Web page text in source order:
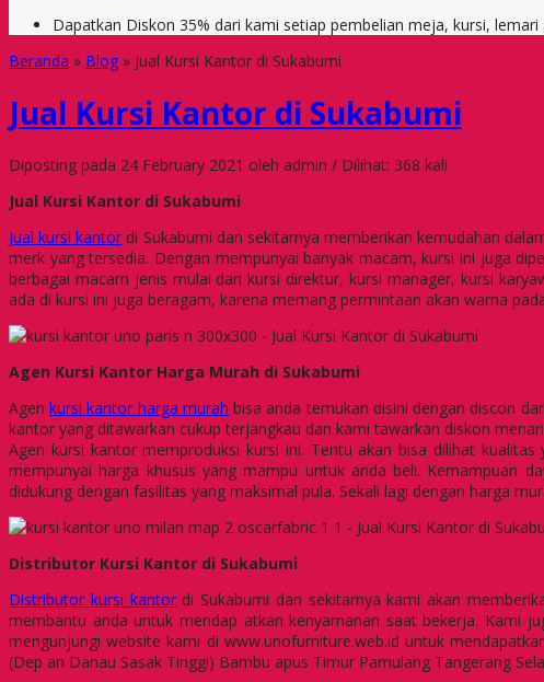
Dapatkan Diskon 35% dari kami setiap pembelian meja, kursi, lemari
Beranda » Blog » Jual Kursi Kantor di Sukabumi
Jual Kursi Kantor di Sukabumi
Diposting pada 24 February 2021 oleh admin / Dilihat: 368 kali
Jual Kursi Kantor di Sukabumi
Jual kursi kantor di Sukabumi dan sekitarnya memberikan kemudahan
merk yang tersedia. Dengan mempunyai banyak macam, kursi ini juga
berbagai macam jenis mulai dari kursi direktur, kursi manager, kursi
ada di kursi ini juga beragam, karena memang permintaan akan warna
Agen Kursi Kantor Harga Murah di Sukabumi
Agenkursi kantor harga murah bisa anda temukan disini dengan discon
kantor yang ditawarkan cukup terjangkau dan kami tawarkan diskon
Agen kursi kantor memproduksi kursi ini. Tentu akan bisa dilihat
mempunyai harga khusus yang mampu untuk anda beli. Kemampuan
didukung dengan fasilitas yang maksimal pula. Sekali lagi dengan harga
Distributor
Distributor kursi kantordi Sukabumi dan sekitarnya kami akan
membantu anda untuk mendap atkan kenyamanan saat bekerja. Kami
mengunjungi website kami di www.unofurniture.web.id untuk
(Dep an Danau Sasak Tinggi) Bambu apus Timur Pamulang Tangerang